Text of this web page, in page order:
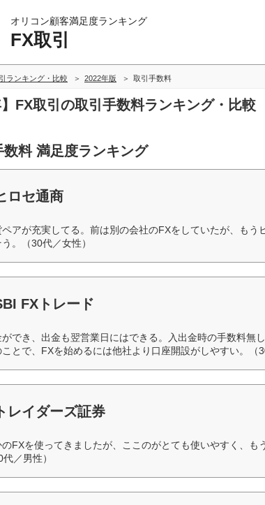
オリコン顧客満足度ランキング
FX取引
ランキング・比較 2022年版 取引手数料
】FX取引の取引手数料ランキング・比較
数料 満足度ランキング
ロセ通商
アが充実してる。前は別の会社のFXをしていたが、もう
。（30代／女性）
FXトレード
ができ、出金も翌営業日にはできる。入出金時の手数料無
とで、FXを始めるには他社より口座開設がしやすい。（
レイダーズ証券
のFXを使ってきましたが、ここのがとても使いやすく、も
／男性）